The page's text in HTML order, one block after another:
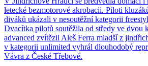
letecké bezmotorové akrobacii. Piloti
diváků ukázali v nesoutěžní kategorii
Dvacítka pilotů soutěžila od středy ve dvou
advanced zvítězil Aleš Ferra mladší z
v kategorii unlimited vyhrál dlouhodobý
Vávra z České Třebové.